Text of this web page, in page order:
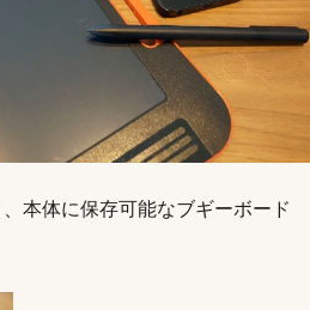
本体に保存可能なブギーボード